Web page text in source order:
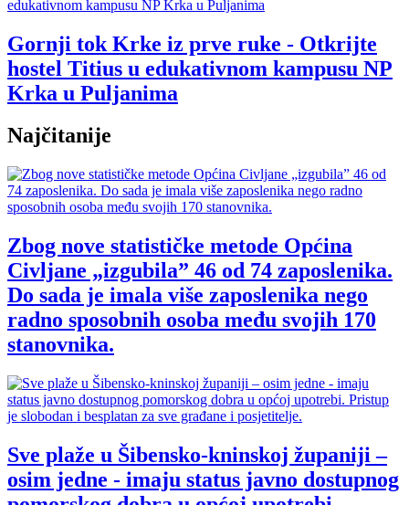
Gornji tok Krke iz prve ruke - Otkrijte
hostel Titius u edukativnom kampusu NP
Krka u Puljanima
Najčitanije
Zbog nove statističke metode Općina
Civljane „izgubila” 46 od 74 zaposlenika.
Do sada je imala više zaposlenika nego
radno sposobnih osoba među svojih 170
stanovnika.
Sve plaže u Šibensko-kninskoj županiji –
osim jedne - imaju status javno dostupnog